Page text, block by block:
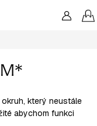
který neustále
abychom funkci